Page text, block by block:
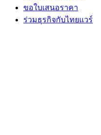
ขอใบเสนอราคา
ร่วมธุรกิจกับไทยแวร์